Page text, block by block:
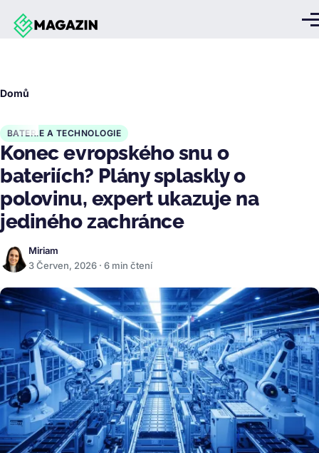
Přejít k hlavnímu obsahu
Domů
BATERIE A TECHNOLOGIE
Konec evropského snu o
bateriích? Plány splaskly o
polovinu, expert ukazuje na
jediného zachránce
Miriam
3 Červen, 2026 · 6 min čtení